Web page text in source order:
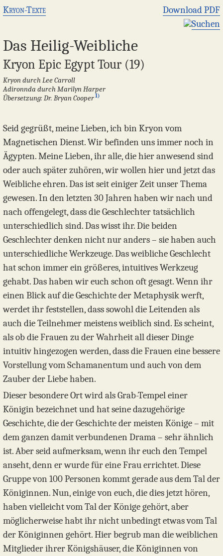
Kryon-Texte
Download PDF
Suchen
Das Heilig-Weibliche
Kryon Epic Egypt Tour (19)
Kryon durch Lee Carroll
Adironnda durch Marilyn Harper
Übersetzung: Dr. Bryan Cooper1)
Seid gegrüßt, meine Lieben, ich bin Kryon vom
Magnetischen Dienst. Wir befinden uns immer noch in
Ägypten. Meine Lieben, ihr alle, die hier anwesend sind
oder auch später zuhören, wir wollen hier und jetzt das
Weibliche ehren. Das ist seit einiger Zeit unser Thema
gewesen. In den letzten 30 Jahren haben wir nach und
nach offengelegt, dass die Geschlechter tatsächlich
unterschiedlich sind. Das wisst ihr. Die beiden
Geschlechter denken nicht nur anders – sie haben auch
unterschiedliche Werkzeuge. Das weibliche Geschlecht
hat schon immer ein größeres, intuitives Werkzeug
gehabt. Das haben wir euch schon oft gesagt. Wenn ihr
einen Blick auf die Geschichte der Metaphysik werft,
werdet ihr feststellen, dass sowohl die Leitenden als
auch die Teilnehmer meistens weiblich sind. Es scheint,
als ob die Frauen zu der Wahrheit all dieser Dinge
intuitiv hingezogen werden, dass die Frauen eine bessere
Vorstellung vom Schamanentum und auch von dem
Zauber der Liebe haben.
Dieser besondere Ort wird als Grab-Tempel einer
Königin bezeichnet und hat seine dazugehörige
Geschichte, die der Geschichte der meisten Könige – mit
dem ganzen damit verbundenen Drama – sehr ähnlich
ist. Aber seid aufmerksam, wenn ihr euch den Tempel
anseht, denn er wurde für eine Frau errichtet. Diese
Gruppe von 100 Personen kommt gerade aus dem Tal der
Königinnen. Nun, einige von euch, die dies jetzt hören,
haben vielleicht vom Tal der Könige gehört, aber
möglicherweise habt ihr nicht unbedingt etwas vom Tal
der Königinnen gehört. Hier begrub man die weiblichen
Mitglieder ihrer Königshäuser, die Königinnen von